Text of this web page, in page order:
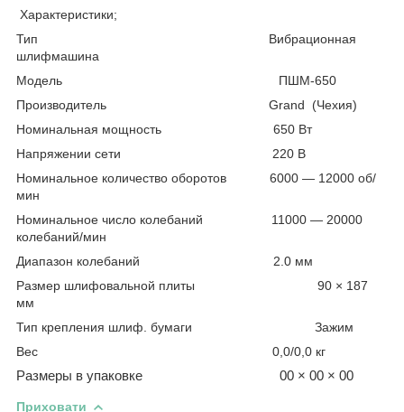
Характеристики;
Тип
Вибрационная
шлифмашина
Модель
ПШМ-650
Производитель
Grand
(Чехия)
Номинальная мощность
650 Вт
Напряжении сети
220 В
Номинальное количество оборотов
6000 — 12000 об/
мин
Номинальное число колебаний
11000 — 20000
колебаний/мин
Диапазон колебаний
2.0 мм
Размер шлифовальной плиты
90 × 187
мм
Тип крепления шлиф. бумаги
Зажим
Вес
0,0/0,0 кг
Размеры в упаковке
00 × 00 × 00
Приховати